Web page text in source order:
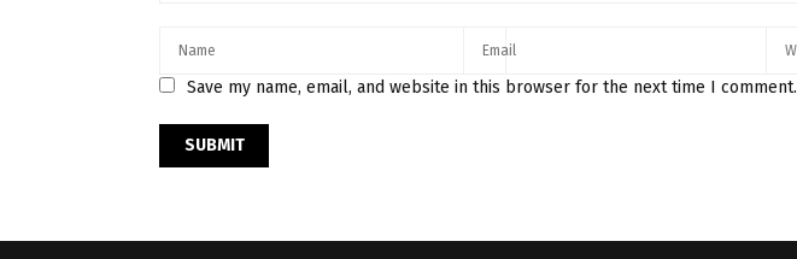
Save my name, email, and website in this browser for the next time I comment.